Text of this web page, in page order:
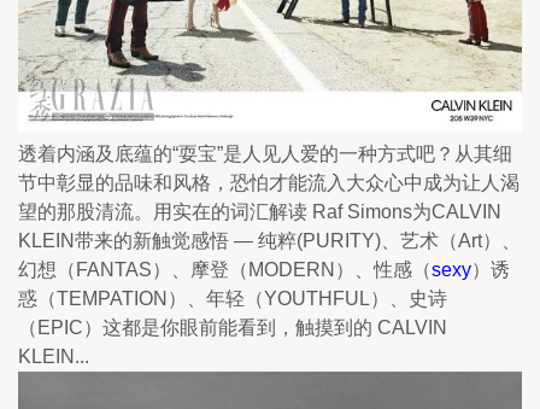
透着内涵及底蕴的“耍宝”是人见人爱的一种方式吧？从其细
节中彰显的品味和风格，恐怕才能流入大众心中成为让人渴
望的那股清流。用实在的词汇解读 Raf Simons为CALVIN
KLEIN带来的新触觉感悟 — 纯粹(PURITY)、艺术（Art）、
幻想（FANTAS）、摩登（MODERN）、性感（sexy）诱
惑（TEMPATION）、年轻（YOUTHFUL）、史诗
（EPIC）这都是你眼前能看到，触摸到的 CALVIN
KLEIN...